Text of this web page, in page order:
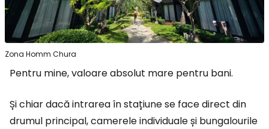
Zona Homm Chura
Pentru mine, valoare absolut mare pentru bani.
Și chiar dacă intrarea în stațiune se face direct din
drumul principal, camerele individuale și bungalourile